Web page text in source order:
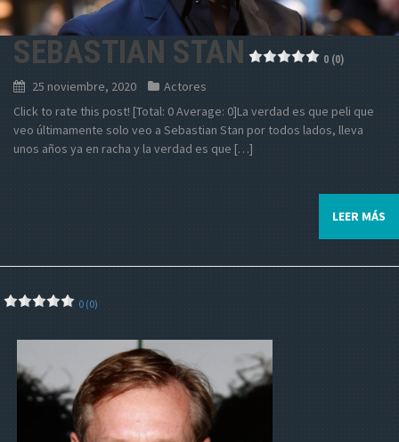
SEBASTIAN STAN 0 (0)
25 noviembre, 2020
Actores
Click to rate this post! [Total: 0 Average: 0]La verdad es que peli que
veo últimamente solo veo a Sebastian Stan por todos lados, lleva
unos años ya en racha y la verdad es que […]
LEER MÁS
0 (0)